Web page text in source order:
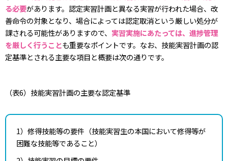
る必要があります。認定実習計画と異なる実習が行われた場合、改
善命令の対象となり、場合によっては認定取消という厳しい処分が
課される可能性がありますので、 実習実施にあたっては、進捗管理
を厳しく行うことも重要なポイントです。なお、技能実習計画の認
定基準とされる主要な項目と概要は次の通りです。
（表6）技能実習計画の主要な認定基準
1）修得技能等の要件（技能実習生の本国において修得等が
困難な技能等であること）